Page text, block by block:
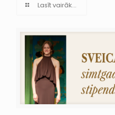
Lasīt vairāk...